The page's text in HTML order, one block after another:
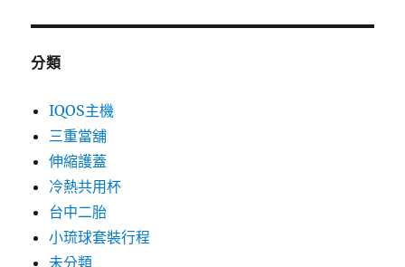
分類
IQOS主機
三重當舖
伸縮護蓋
冷熱共用杯
台中二胎
小琉球套裝行程
未分類